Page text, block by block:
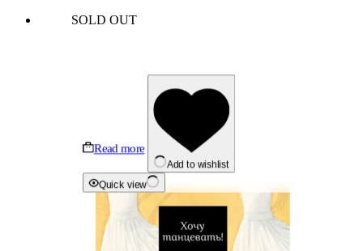
SOLD OUT
Read more
Add to wishlist
Quick view